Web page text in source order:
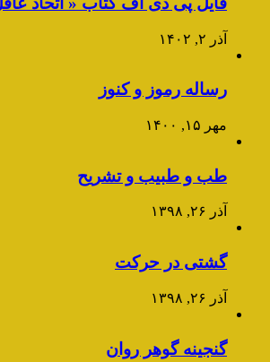
آذر ۲, ۱۴۰۲
رساله رموز و کنوز
مهر ۱۵, ۱۴۰۰
طب و طبیب و تشریح
آذر ۲۶, ۱۳۹۸
گشتی در حرکت
آذر ۲۶, ۱۳۹۸
گنجینه گوهر روان